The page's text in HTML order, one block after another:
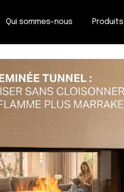
Qui sommes-nous Produits